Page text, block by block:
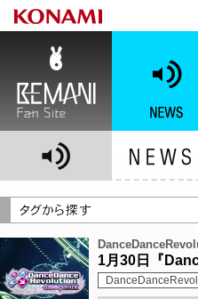
1月30日『